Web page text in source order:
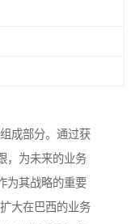
成部分。通过获
，为未来的业务
为其战略的重要
大在巴西的业务